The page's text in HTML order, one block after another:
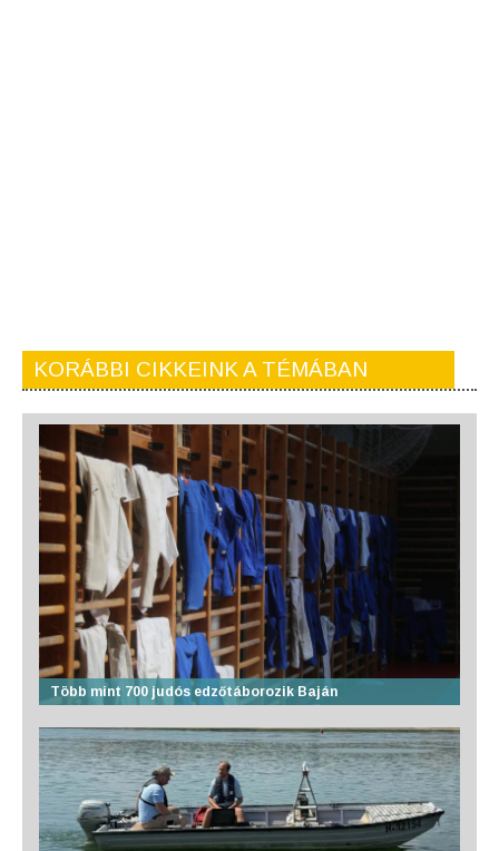
KORÁBBI CIKKEINK A TÉMÁBAN
Több mint 700 judós edzőtáborozik Baján